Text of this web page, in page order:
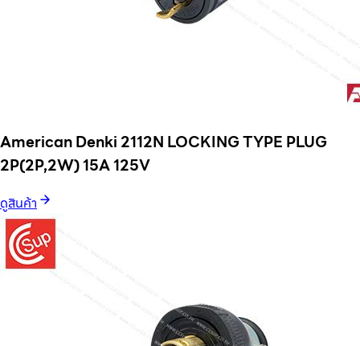
American Denki 2112N LOCKING TYPE PLUG
2P(2P,2W) 15A 125V
ดูสินค้า